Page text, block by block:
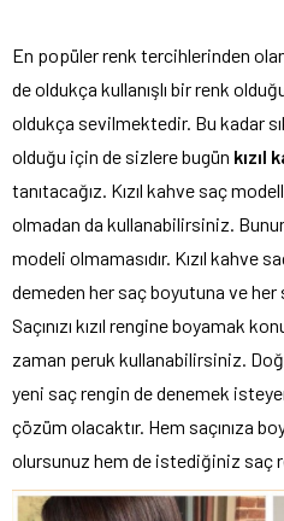
En popüler renk tercihlerinden olan
de oldukça kullanışlı bir renk
oldukça sevilmektedir. Bu kadar
olduğu için de sizlere bugün kızıl
tanıtacağız. Kızıl kahve saç
olmadan da kullanabilirsiniz.
modeli olmamasıdır. Kızıl kahve
demeden her saç boyutuna ve her
Saçınızı kızıl rengine boyamak
zaman peruk kullanabilirsiniz.
yeni saç rengin de denemek
çözüm olacaktır. Hem saçınıza
olursunuz hem de istediğiniz saç